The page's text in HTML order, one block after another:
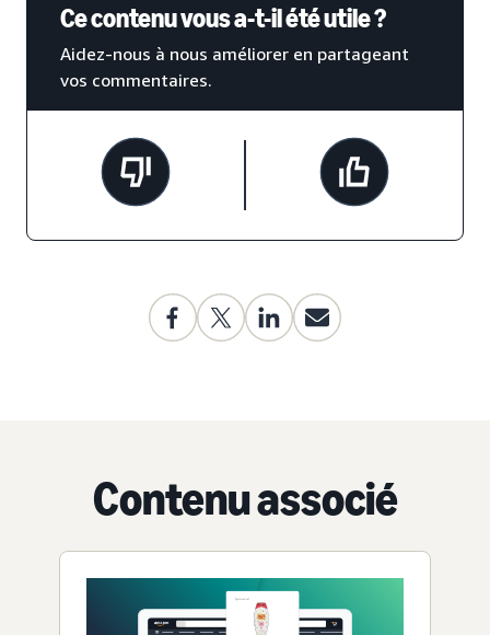
Ce contenu vous a-t-il été utile ?
Aidez-nous à nous améliorer en partageant
vos commentaires.
Contenu associé